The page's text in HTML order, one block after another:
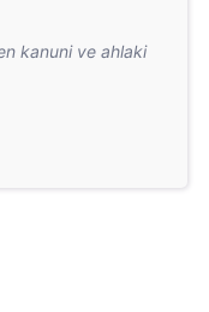
kanuni ve ahlaki